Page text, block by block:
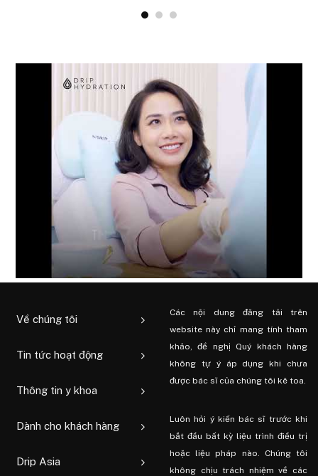
Về chúng tôi
Tin tức hoạt động
Thông tin y khoa
Dành cho khách hàng
Drip Asia
Các nội dung đăng tải trên
website này chỉ mang tính tham
khảo, đề nghị Quý khách hàng
không tự ý áp dụng khi chưa
được bác sĩ của chúng tôi kê toa.
Luôn hỏi ý kiến ​​bác sĩ trước khi
bắt đầu bất kỳ liệu trình điều trị
hoặc liệu pháp nào. Chúng tôi
không chịu trách nhiệm về các